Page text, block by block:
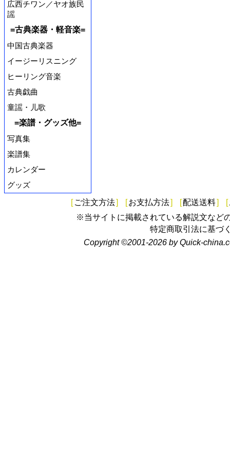
広西チワン／ヤオ族民
謡
=古典楽器・軽音楽=
中国古典楽器
イージーリスニング
ヒーリング音楽
古典戯曲
童謡・儿歌
=楽譜・グッズ他=
写真集
楽譜集
カレンダー
グッズ
[ ご注文方法] [お支払方法] [配送送料] [
※当サイトに掲載されている解説文など
特定商取引法に基づ
Copyright ©2001-2026 by Quick-